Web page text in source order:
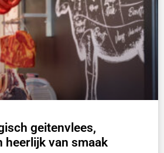
geitenvlees,
heerlijk van smaak